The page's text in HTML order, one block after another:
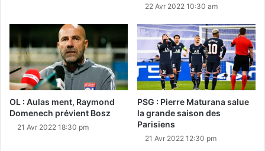
22 Avr 2022 10:30 am
OL : Aulas ment, Raymond
Domenech prévient Bosz
21 Avr 2022 18:30 pm
PSG : Pierre Maturana salue
la grande saison des
Parisiens
21 Avr 2022 12:30 pm